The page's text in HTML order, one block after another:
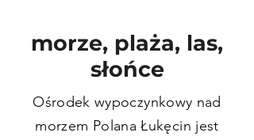
morze, plaża, las,
słońce
Ośrodek wypoczynkowy nad
morzem Polana Łukęcin jest